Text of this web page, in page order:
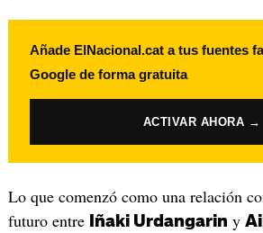
Añade ElNacional.cat a tus fuentes
Google de forma gratuita
ACTIVAR AHORA →
Lo que comenzó como una relación
futuro entre
Iñaki Urdangarin y